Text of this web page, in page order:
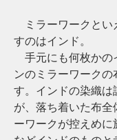
ミラーワークとい
すのはインド。
手元にも何枚かの
ンのミラーワークの
す。インドの染織
が、落ち着いた布全
ーワークが控えめに